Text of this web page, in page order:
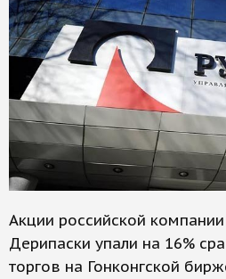
Акции российской
Дерипаски упали на 16%
торгов на Гонконгской